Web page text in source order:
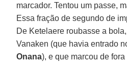
marcador. Tentou um passe,
Essa fração de segundo de
De Ketelaere roubasse a
Vanaken (que havia entrado
Onana), e que marcou de